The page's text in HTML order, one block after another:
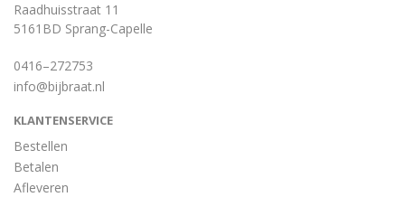
Raadhuisstraat 11
5161BD Sprang-Capelle
0416–272753
info@bijbraat.nl
KLANTENSERVICE
Bestellen
Betalen
Afleveren